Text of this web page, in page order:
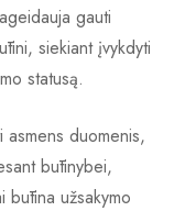
gauti
siekiant įvykdyti
statusą.
duomenis,
būtinybei,
būtina užsakymo